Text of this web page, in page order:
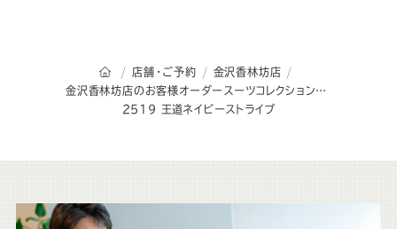
オーダースーツSADAのトップページ
店舗・ご予約
金沢香林坊店
金沢香林坊店のお客様オーダースーツコレクション
2519 王道ネイビーストライプ
こ